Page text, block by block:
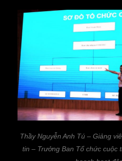
Thầy Nguyễn Anh Tú – Giảng
tin – Trưởng Ban Tổ chức cuộc